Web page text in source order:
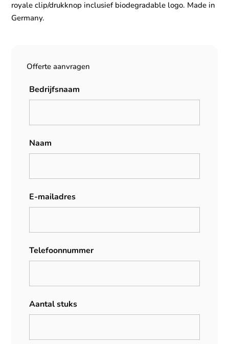
royale clip/drukknop inclusief biodegradable logo. Made in
Germany.
Offerte aanvragen
Bedrijfsnaam
Naam
E-mailadres
Telefoonnummer
Aantal stuks